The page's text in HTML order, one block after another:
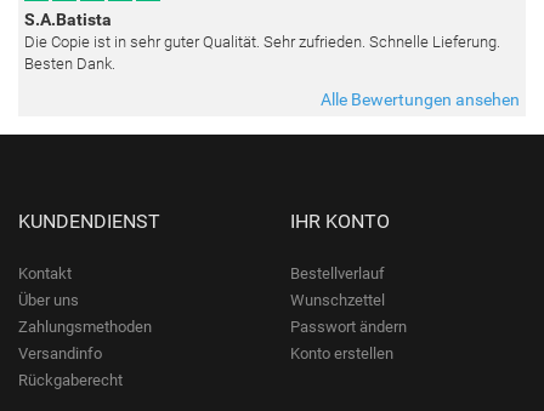
S.A.Batista
Die Copie ist in sehr guter Qualität. Sehr zufrieden. Schnelle Lieferung.
Besten Dank.
Alle Bewertungen ansehen
KUNDENDIENST
Kontakt
Über uns
Zahlungsmethoden
Versandinfo
Rückgaberecht
IHR KONTO
Bestellverlauf
Wunschzettel
Passwort ändern
Konto erstellen